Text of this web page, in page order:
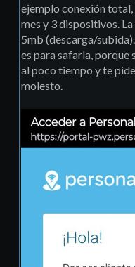
ejemplo conexión
mes y 3 dispositivos.
5mb (descarga/
es para safarla, porque
al poco tiempo y te
molesto.